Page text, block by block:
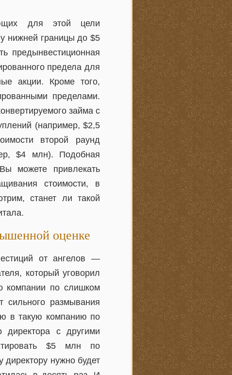
для этой цели
нижней границы до $5
предынвестиционная
предела для
акции. Кроме того,
пределами.
займа с
(например, $2,5
второй раунд
$4 млн). Подобная
можете привлекать
стоимости, в
станет ли такой
оценке
от ангелов —
который уговорил
компании по слишком
сильного размывания
в такую компанию по
директора с другими
$5 млн по
директору нужно будет